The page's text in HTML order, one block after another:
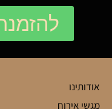
אודותינו
מגשי אירוח